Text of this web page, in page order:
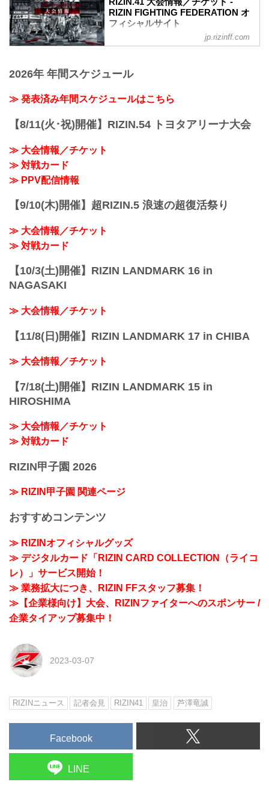
RIZIN.41 大会情報／チケット -
RIZIN FIGHTING FEDERATION オ
フィシャルサイト
youtu.be
開催日時
始
※オープニングファイトは13:00開始
丸善インテックアリーナ大阪（大阪市中
jp.rizinff.com
2026年 年間スケジュール
≫ 発表済み年間スケジュールはこちら
【8/11(火･祝)開催】RIZIN.54 トヨタアリーナ大会
≫ 大会情報／チケット
≫ 対戦カード
≫ PPV配信情報
【9/10(木)開催】超RIZIN.5 浪速の超復活祭り
≫ 大会情報／チケット
≫ 対戦カード
【10/3(土)開催】RIZIN LANDMARK 16 in
NAGASAKI
≫ 大会情報／チケット
【11/8(日)開催】RIZIN LANDMARK 17 in CHIBA
≫ 大会情報／チケット
【7/18(土)開催】RIZIN LANDMARK 15 in
HIROSHIMA
≫ 大会情報／チケット
≫ 対戦カード
RIZIN甲子園 2026
≫ RIZIN甲子園 関連ページ
おすすめコンテンツ
≫ RIZINオフィシャルグッズ
≫ デジタルカード「RIZIN CARD COLLECTION（ライコ
レ）」サービス開始！
≫ 業務拡大につき、RIZIN FFスタッフ募集！
≫【企業様向け】大会、RIZINファイターへのスポンサー /
企業タイアップ募集中！
2023-03-07
RIZINニュース 記者会見 RIZIN41 皇治 芦澤竜誠
Facebook
LINE